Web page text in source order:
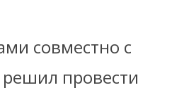
совместно с
провести